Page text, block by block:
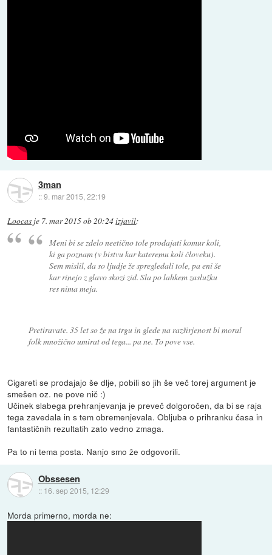
3man
::9. mar 2015, 22:19
Loocas je 7. mar 2015 ob 20:24izjavil:
Meni bi se zdelo neetično tole prodajati komur koli,
ki ga poznam (v bistvu kar kateremu koli človeku).
Sem mislil, da so ljudje že spregledali tole, pa eni še
kar rinejo z glavo skozi zid. Sla po lahkem zaslužku
res nima meja.
Pretiravate. 35 let so že na trgu in glede na razširjenost bi moral
folk množično umirat od tega... pa ne. To pove vse.
Cigareti se prodajajo še dlje, pobili so jih še več torej argument je
smešen oz. ne pove nič :)
Učinek slabega prehranjevanja je preveč dolgoročen, da bi se raja
tega zavedala in s tem obremenjevala. Obljuba o prihranku časa in
fantastičnih rezultatih zato vedno zmaga.
Pa to ni tema posta. Nanjo smo že odgovorili.
Obssesen
:: 16. sep 2015, 12:29
Morda primerno, morda ne: